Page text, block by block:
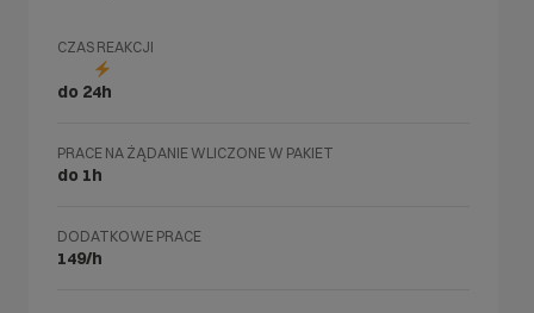
CZAS REAKCJI
do 24h
PRACE NA ŻĄDANIE WLICZONE W PAKIET
do 1h
DODATKOWE PRACE
149/h